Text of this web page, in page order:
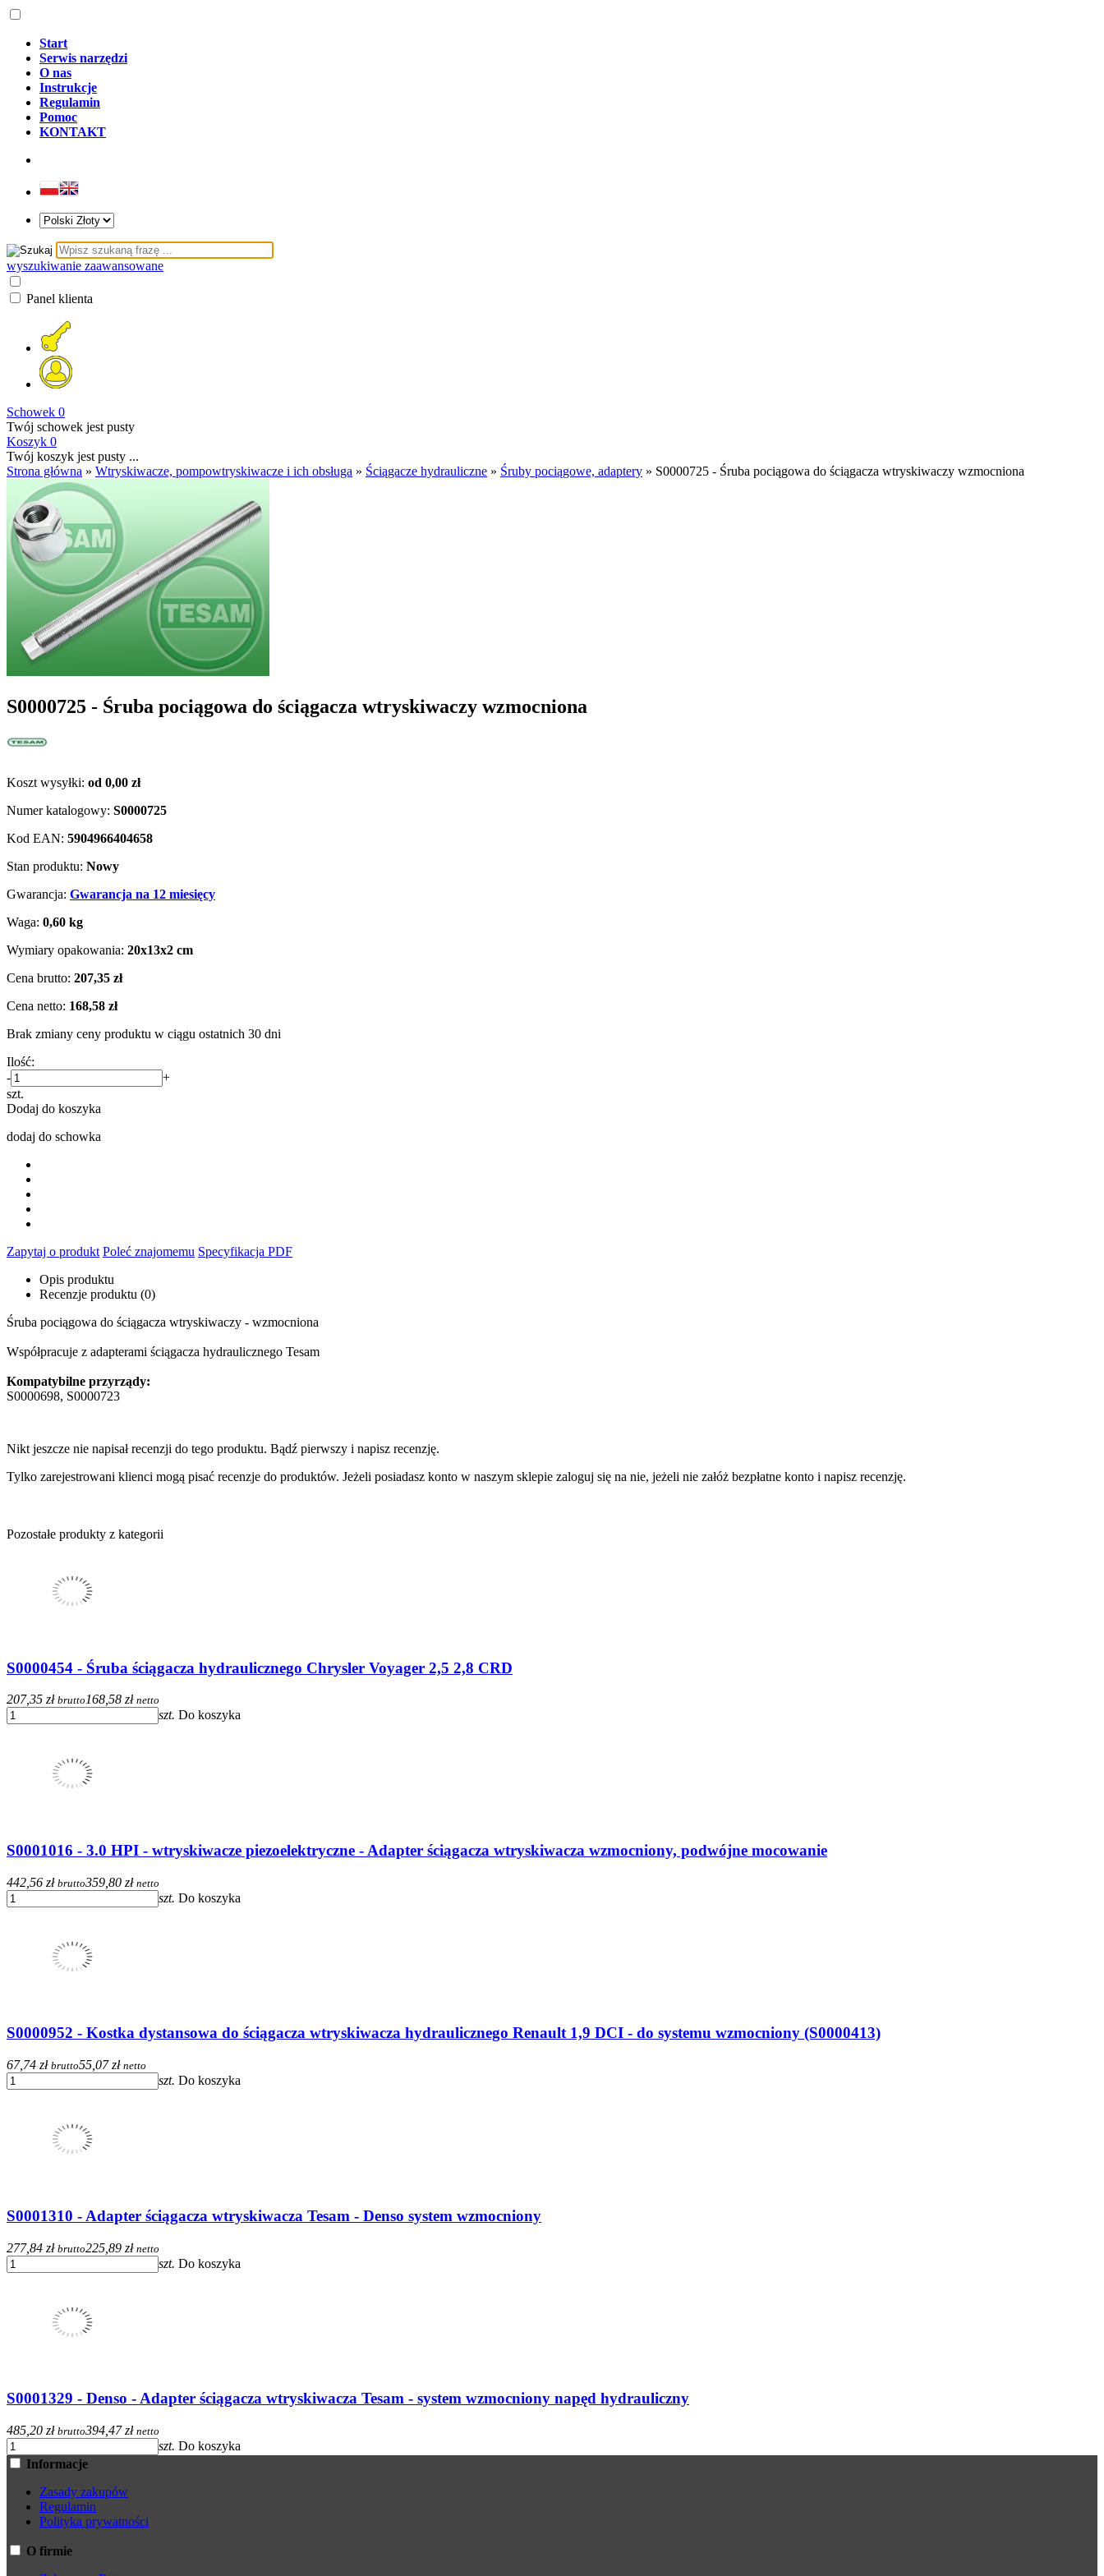
Start
Serwis narzędzi
O nas
Instrukcje
Regulamin
Pomoc
KONTAKT
wyszukiwanie zaawansowane
Panel klienta
Schowek 0
Twój schowek jest pusty
Koszyk 0
Twój koszyk jest pusty ...
Strona główna » Wtryskiwacze, pompowtryskiwacze i ich obsługa » Ściągacze hydrauliczne » Śruby pociągowe, adaptery » S0000725 - Śruba pociągowa do ściągacza wtryskiwaczy wzmocniona
S0000725 - Śruba pociągowa do ściągacza wtryskiwaczy wzmocniona
Koszt wysyłki: od 0,00 zł
Numer katalogowy: S0000725
Kod EAN: 5904966404658
Stan produktu: Nowy
Gwarancja: Gwarancja na 12 miesięcy
Waga: 0,60 kg
Wymiary opakowania: 20x13x2 cm
Cena brutto: 207,35 zł
Cena netto: 168,58 zł
Brak zmiany ceny produktu w ciągu ostatnich 30 dni
Ilość:
-
+
szt.
Dodaj do koszyka
dodaj do schowka
Zapytaj o produkt Poleć znajomemu Specyfikacja PDF
Opis produktu
Recenzje produktu (0)
Śruba pociągowa do ściągacza wtryskiwaczy - wzmocniona
Współpracuje z adapterami ściągacza hydraulicznego Tesam
Kompatybilne przyrządy:
S0000698, S0000723
Nikt jeszcze nie napisał recenzji do tego produktu. Bądź pierwszy i napisz recenzję.
Tylko zarejestrowani klienci mogą pisać recenzje do produktów. Jeżeli posiadasz konto w naszym sklepie zaloguj się na nie, jeżeli nie załóż bezpłatne konto i napisz recenzję.
Pozostałe produkty z kategorii
S0000454 - Śruba ściągacza hydraulicznego Chrysler Voyager 2,5 2,8 CRD
207,35 zł brutto 168,58 zł netto
szt. Do koszyka
S0001016 - 3.0 HPI - wtryskiwacze piezoelektryczne - Adapter ściągacza wtryskiwacza wzmocniony, podwójne mocowanie
442,56 zł brutto359,80 zł netto
szt. Do koszyka
S0000952 - Kostka dystansowa do ściągacza wtryskiwacza hydraulicznego Renault 1,9 DCI - do systemu wzmocniony (S0000413)
67,74 zł brutto55,07 zł netto
szt. Do koszyka
S0001310 - Adapter ściągacza wtryskiwacza Tesam - Denso system wzmocniony
277,84 zł brutto225,89 zł netto
szt. Do koszyka
S0001329 - Denso - Adapter ściągacza wtryskiwacza Tesam - system wzmocniony napęd hydrauliczny
485,20 zł brutto394,47 zł netto
szt. Do koszyka
Informacje
Zasady zakupów
Regulamin
Polityka prywatności
O firmie